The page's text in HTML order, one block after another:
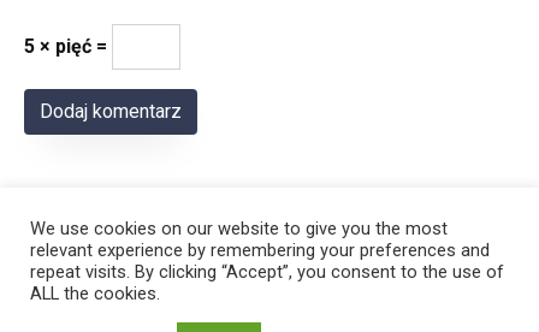
5 × pięć =
We use cookies on our website to give you the most
relevant experience by remembering your preferences and
repeat visits. By clicking “Accept”, you consent to the use of
ALL the cookies.